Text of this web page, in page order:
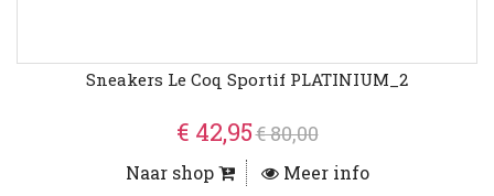
Sneakers Le Coq Sportif PLATINIUM_2
€ 42,95€ 80,00
Naar shop Meer info